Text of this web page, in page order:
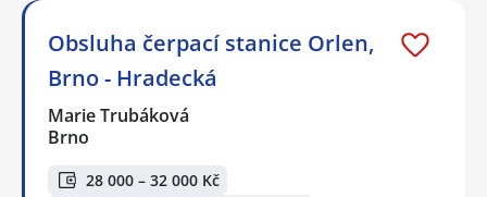
Obsluha čerpací stanice Orlen,
Brno - Hradecká
Marie Trubáková
Brno
28 000 – 32 000 Kč